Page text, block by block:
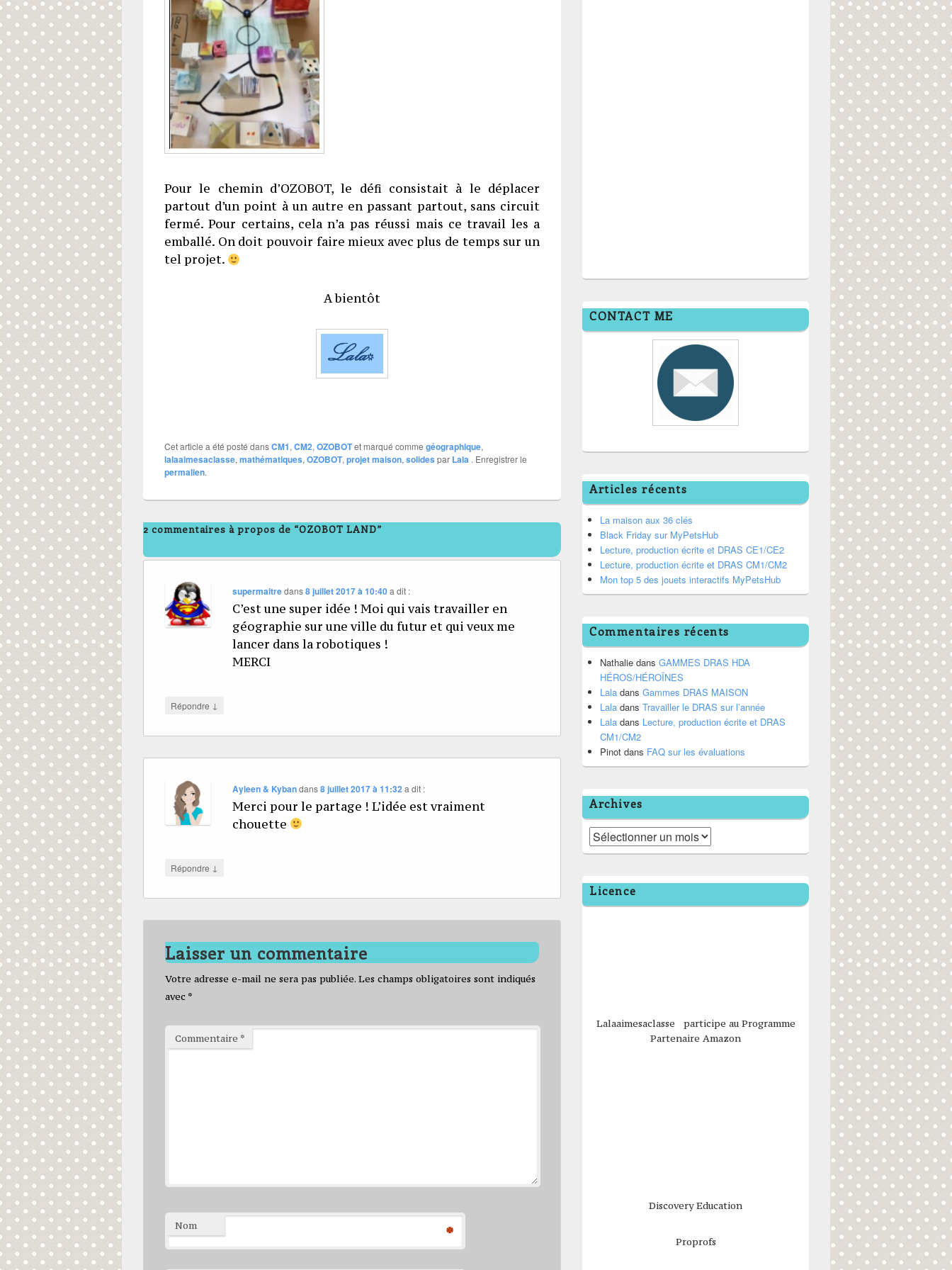
Pour le chemin d’OZOBOT, le défi consistait à le déplacer
partout d’un point à un autre en passant partout, sans circuit
fermé. Pour certains, cela n’a pas réussi mais ce travail les a
emballé. On doit pouvoir faire mieux avec plus de temps sur un
tel projet.
A bientôt
Cet article a été posté dansCM1, CM2, OZOBOTet marqué comme géographique,
lalaaimesaclasse, mathématiques, OZOBOT, projet maison, solides par Lala . Enregistrer le
permalien.
2 commentaires à propos de “OZOBOT LAND”
supermaitredans8 juillet 2017 à 10:40a dit :
C’est une super idée ! Moi qui vais travailler en
géographie sur une ville du futur et qui veux me
lancer dans la robotiques !
MERCI
Répondre ↓
Ayleen & Kybandans8 juillet 2017 à 11:32a dit :
Merci pour le partage ! L’idée est vraiment
chouette
Répondre ↓
Laisser un commentaire
Votre adresse e-mail ne sera pas publiée. Les champs obligatoires sont indiqués
avec *
Commentaire *
Nom *
CONTACT ME
Articles récents
La maison aux 36 clés
Black Friday sur MyPetsHub
Lecture, production écrite et DRAS CE1/CE2
Lecture, production écrite et DRAS CM1/CM2
Mon top 5 des jouets interactifs MyPetsHub
Commentaires récents
Nathalie dans GAMMES DRAS HDA
HÉROS/HÉROÏNES
Lala dans Gammes DRAS MAISON
Lala dans Travailler le DRAS sur l’année
Lala dans Lecture, production écrite et DRAS
CM1/CM2
Pinot dans FAQ sur les évaluations
Archives
Archives
Licence
Lalaaimesaclasse participe au Programme
Partenaire Amazon
Discovery Education
Proprofs